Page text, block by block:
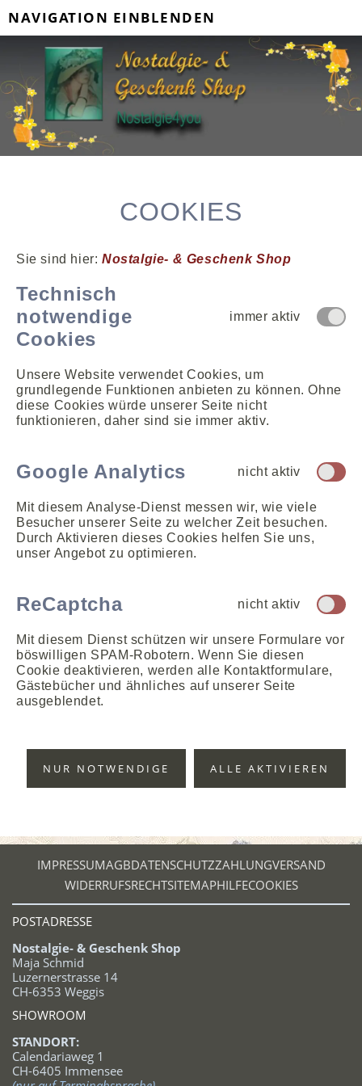
NAVIGATION EINBLENDEN
COOKIES
Sie sind hier: Nostalgie- & Geschenk Shop
Technisch
notwendige
Cookies
immer aktiv
Unsere Website verwendet Cookies, um
grundlegende Funktionen anbieten zu können. Ohne
diese Cookies würde unserer Seite nicht
funktionieren, daher sind sie immer aktiv.
Google Analytics nicht aktiv
Mit diesem Analyse-Dienst messen wir, wie viele
Besucher unserer Seite zu welcher Zeit besuchen.
Durch Aktivieren dieses Cookies helfen Sie uns,
unser Angebot zu optimieren.
ReCaptcha nicht aktiv
Mit diesem Dienst schützen wir unsere Formulare vor
böswilligen SPAM-Robotern. Wenn Sie diesen
Cookie deaktivieren, werden alle Kontaktformulare,
Gästebücher und ähnliches auf unserer Seite
ausgeblendet.
NUR NOTWENDIGE ALLE AKTIVIEREN
IMPRESSUMAGBDATENSCHUTZZAHLUNGVERSAND
WIDERRUFSRECHTSITEMAPHILFECOOKIES
POSTADRESSE
Nostalgie- & Geschenk Shop
Maja Schmid
Luzernerstrasse 14
CH-6353 Weggis
SHOWROOM
STANDORT:
Calendariaweg 1
CH-6405 Immensee